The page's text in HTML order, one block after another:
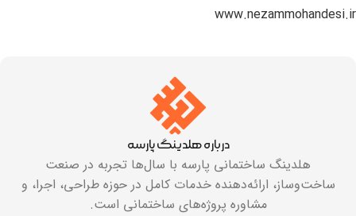
www.nezammohandesi.ir
درباره هلدینگ پارسه
هلدینگ ساختمانی پارسه با سال‌ها تجربه در صنعت
ساخت‌وساز، ارائه‌دهنده خدمات کامل در حوزه طراحی، اجرا، و
مشاوره پروژه‌های ساختمانی است.